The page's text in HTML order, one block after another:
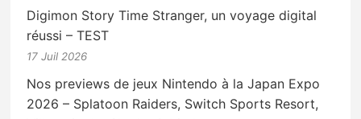
Digimon Story Time Stranger, un voyage digital
réussi – TEST
17 Juil 2026
Nos previews de jeux Nintendo à la Japan Expo
2026 – Splatoon Raiders, Switch Sports Resort,